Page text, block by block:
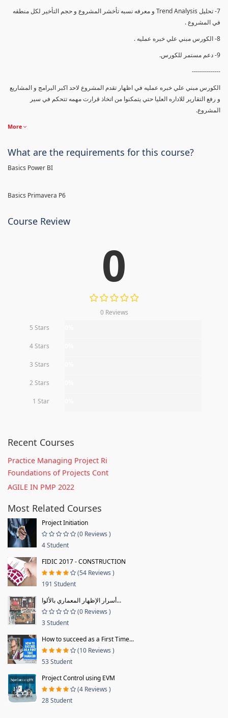
7- تحليل Trend Analysis و معرفه نسبه تأخشر المشروع و حجم التأخير لكل منطقه
في المشروع .
8- الكورس مبني علي خبره عمليه .
9- دعم مستمر للكورس.
--------------
الكورس مبني علي خبره عمليه في اظهار تقدم المشروع لاحد اكبر البرامج و المشاريع
و رفع التقارير للاداره العليا حتي يتمكنوا من اتخاذ قرارت مهمه تتحكم في سير
المشروع.
More
What are the requirements for this course?
Basics Power BI
Basics Primavera P6
Course Review
0
0 Reviews
5 Stars
4 Stars
3 Stars
2 Stars
1 Star
Recent Courses
Practice Managing Project Ri
Foundations of Projects Cont
AGILE IN PMP 2022
Most Related Courses
Project Initiation
(0 Reviews )
4 Student
FIDIC 2017 - CONSTRUCTION
(54 Reviews )
191 Student
أسرار الإظهار المعماري بالألوا...
(0 Reviews )
3 Student
How to succeed as a First Time...
(10 Reviews )
53 Student
Project Control using EVM
(4 Reviews )
28 Student